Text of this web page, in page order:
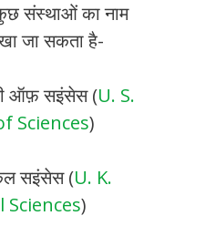
संस्थाओं का नाम
जा सकता है-
ऑफ़ सइंसेस (U. S.
Sciences)
सइंसेस (U. K.
)